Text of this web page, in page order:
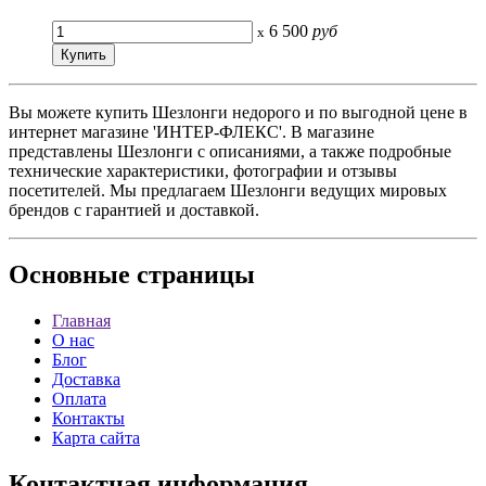
x 6 500 руб
Вы можете купить Шезлонги недорого и по выгодной цене в
интернет магазине 'ИНТЕР-ФЛЕКС'. В магазине
представлены Шезлонги с описаниями, а также подробные
технические характеристики, фотографии и отзывы
посетителей. Мы предлагаем Шезлонги ведущих мировых
брендов с гарантией и доставкой.
Основные страницы
Главная
О нас
Блог
Доставка
Оплата
Контакты
Карта сайта